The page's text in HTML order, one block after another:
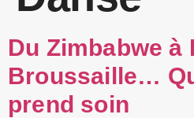
Du Zimbabwe à
Broussaille…
prend soin